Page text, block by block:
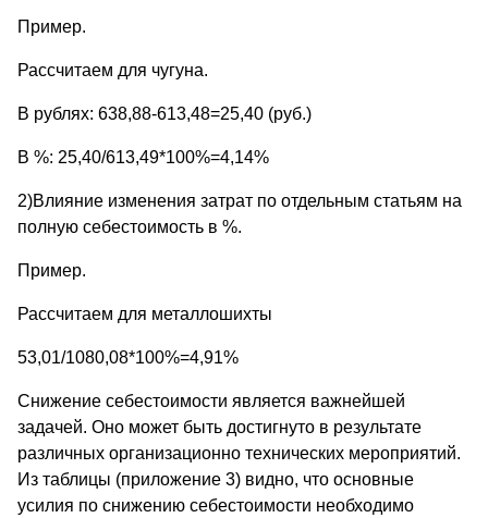
Пример.
Рассчитаем для чугуна.
В рублях: 638,88-613,48=25,40 (руб.)
В %: 25,40/613,49*100%=4,14%
2)Влияние изменения затрат по отдельным статьям на
полную себестоимость в %.
Пример.
Рассчитаем для металлошихты
53,01/1080,08*100%=4,91%
Снижение себестоимости является важнейшей
задачей. Оно может быть достигнуто в результате
различных организационно технических мероприятий.
Из таблицы (приложение 3) видно, что основные
усилия по снижению себестоимости необходимо